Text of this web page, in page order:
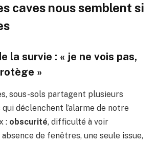
caves nous semblent si
la survie : « je ne vois pas,
»
sous-sols partagent plusieurs
déclenchent l’alarme de notre
: obscurité, difficulté à voir
absence de fenêtres, une seule issue,